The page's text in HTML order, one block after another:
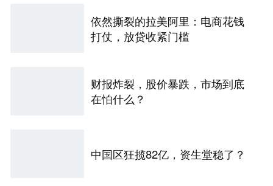
依然撕裂的拉美阿里：电商花钱
打仗，放贷收紧门槛
财报炸裂，股价暴跌，市场到底
在怕什么？
中国区狂揽82亿，资生堂稳了？